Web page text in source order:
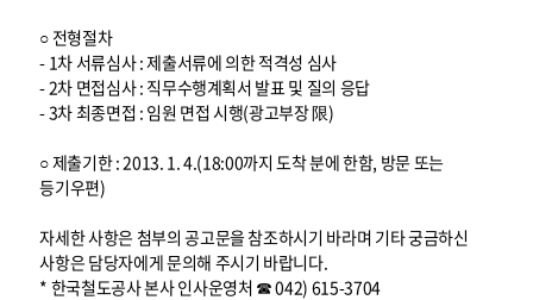
○ 전형절차
- 1차 서류심사 : 제출서류에 의한 적격성 심사
- 2차 면접심사 : 직무수행계획서 발표 및 질의 응답
- 3차 최종면접 : 임원 면접 시행(광고부장 限)
○ 제출기한 : 2013. 1. 4.(18:00까지 도착 분에 한함, 방문 또는
등기우편)
자세한 사항은 첨부의 공고문을 참조하시기 바라며 기타 궁금하신
사항은 담당자에게 문의해 주시기 바랍니다.
* 한국철도공사 본사 인사운영처 ☎ 042) 615-3704